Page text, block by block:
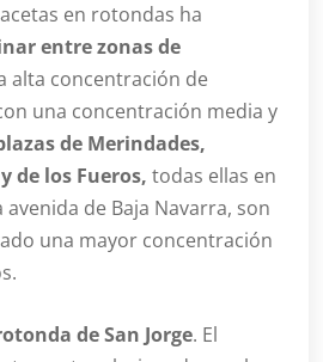
en rotondas ha
entre zonas de
alta concentración de
una concentración media y
de Merindades,
de los Fueros, todas ellas en
de Baja Navarra, son
una mayor concentración
de San Jorge. El